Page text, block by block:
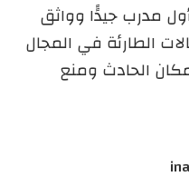
مدرب جيدًًا وواثق
الطارئة في المجال
الحادث ومنع